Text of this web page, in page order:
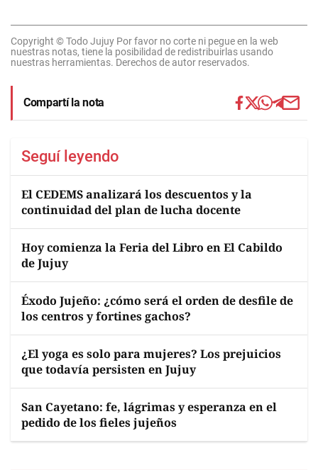
Copyright © Todo Jujuy Por favor no corte ni pegue en la web
nuestras notas, tiene la posibilidad de redistribuirlas usando
nuestras herramientas. Derechos de autor reservados.
Compartí la nota
Seguí leyendo
El CEDEMS analizará los descuentos y la
continuidad del plan de lucha docente
Hoy comienza la Feria del Libro en El Cabildo
de Jujuy
Éxodo Jujeño: ¿cómo será el orden de desfile de
los centros y fortines gachos?
¿El yoga es solo para mujeres? Los prejuicios
que todavía persisten en Jujuy
San Cayetano: fe, lágrimas y esperanza en el
pedido de los fieles jujeños